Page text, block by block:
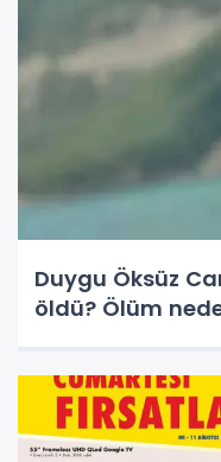
Duygu Öksüz
öldü? Ölüm